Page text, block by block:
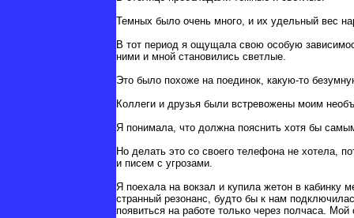
Темных было очень много, и их удельный вес
В тот период я ощущала свою особую
ними и мной становились светлые.
Это было похоже на поединок, какую-то
Коллеги и друзья были встревожены моим
Я понимала, что должна пояснить хотя бы
Но делать это со своего телефона не хотела,
и писем с угрозами.
Я поехала на вокзал и купила жетон в кабинку
странный резонанс, будто бы к нам
появиться на работе только через полчаса.